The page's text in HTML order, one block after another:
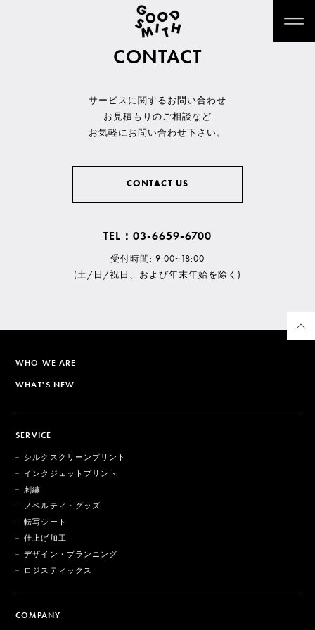
CONTACT
サービスに関するお問い合わせ
お見積もりのご相談など
お気軽にお問い合わせ下さい。
CONTACT US
TEL：03-6659-6700
受付時間: 9:00~18:00
(土/日/祝日、および年末年始を除く)
WHO WE ARE
WHAT'S NEW
SERVICE
シルクスクリーンプリント
インクジェットプリント
刺繍
ノベルティ・グッズ
転写シート
仕上げ加工
デザイン・プランニング
ロジスティックス
COMPANY